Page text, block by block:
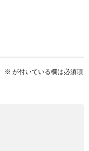
※ が付いている欄は必須項